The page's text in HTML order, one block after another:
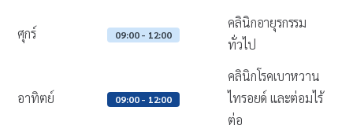
ศุกร์ 09:00 - 12:00
คลินิกอายุรกรรม
ทั่วไป
อาทิตย์ 09:00 - 12:00
คลินิกโรคเบาหวาน
ไทรอยด์ และต่อมไร้
ต่อ